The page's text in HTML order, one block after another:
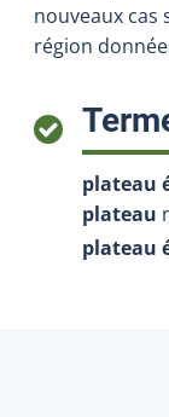
nouveaux cas
région
plateau
plateau
plateau